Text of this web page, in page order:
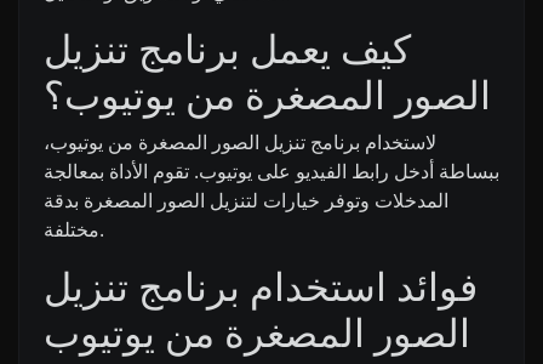
كيف يعمل برنامج تنزيل
الصور المصغرة من يوتيوب؟
لاستخدام برنامج تنزيل الصور المصغرة من يوتيوب،
ببساطة أدخل رابط الفيديو على يوتيوب. تقوم الأداة بمعالجة
المدخلات وتوفر خيارات لتنزيل الصور المصغرة بدقة
مختلفة.
فوائد استخدام برنامج تنزيل
الصور المصغرة من يوتيوب